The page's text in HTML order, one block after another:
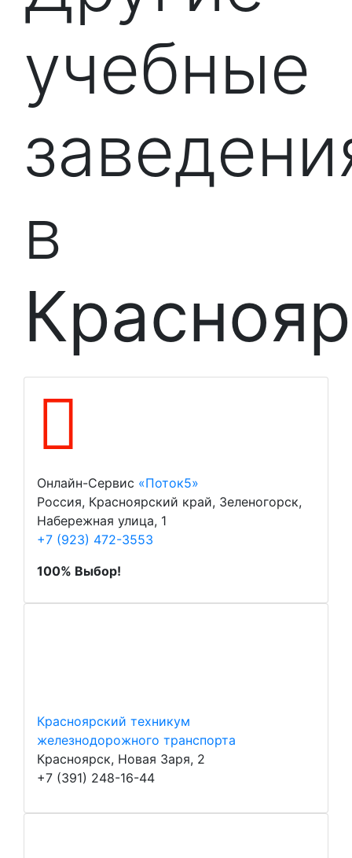
учебные
в
Онлайн-Сервис «Поток5»
Россия, Красноярский край, Зеленогорск,
Набережная улица, 1
+7 (923) 472-3553
100% Выбор!
Красноярский техникум
железнодорожного транспорта
Красноярск, Новая Заря, 2
+7 (391) 248-16-44